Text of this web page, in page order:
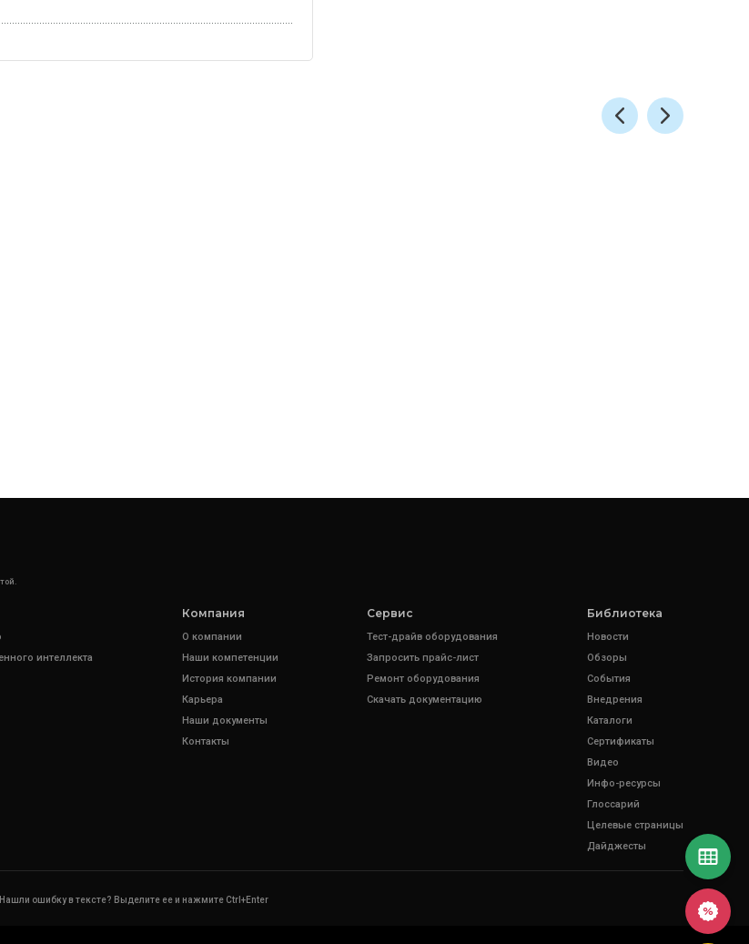
интеллекта
Компания
О компании
Наши компетенции
История компании
Карьера
Наши документы
Контакты
Сервис
Тест-драйв оборудования
Запросить прайс-лист
Ремонт оборудования
Скачать документацию
Библиотека
Новости
Обзоры
События
Внедрения
Каталоги
Сертификаты
Видео
Инфо-ресурсы
Глоссарий
Целевые страницы
Дайджесты
Нашли ошибку в тексте? Выделите ее и нажмите Ctrl+Enter